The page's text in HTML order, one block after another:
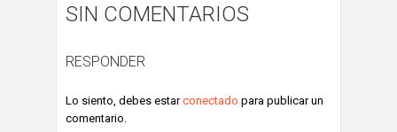
SIN COMENTARIOS
RESPONDER
Lo siento, debes estarconectado para publicar un
comentario.